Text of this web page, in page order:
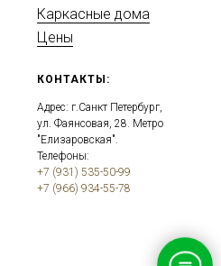
Каркасные дома
Цены
КОНТАКТЫ:
Адрес: г.Санкт Петербург,
ул. Фаянсовая, 28. Метро
"Елизаровская".
Телефоны:
+7 (931) 535-50-99
+7 (966) 934-55-78